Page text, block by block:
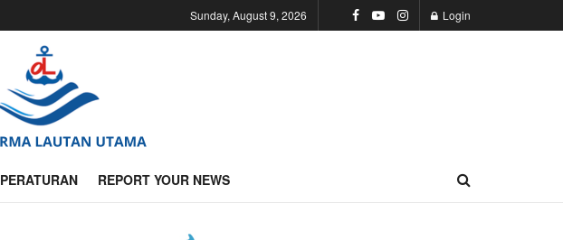
Sunday, August 9, 2026 Login
PERATURAN REPORT YOUR NEWS